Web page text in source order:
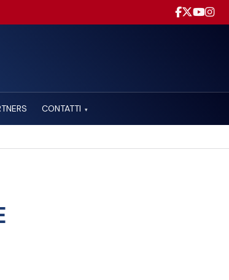
CONTATTI ▾